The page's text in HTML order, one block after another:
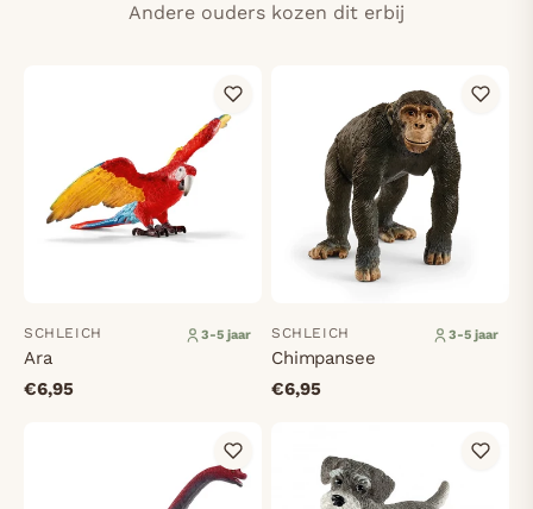
Andere ouders kozen dit erbij
SCHLEICH 3-5 jaar
Ara
€6,95
SCHLEICH 3-5 jaar
Chimpansee
€6,95